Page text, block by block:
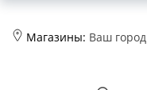
Магазины: Ваш город